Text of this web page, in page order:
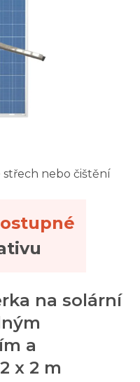
střech nebo čištění
na solární
a
x 2 m